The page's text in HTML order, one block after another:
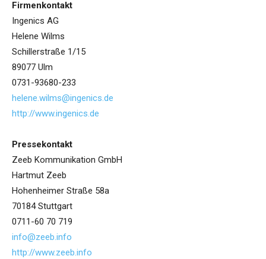
Firmenkontakt
Ingenics AG
Helene Wilms
Schillerstraße 1/15
89077 Ulm
0731-93680-233
helene.wilms@ingenics.de
http://www.ingenics.de
Pressekontakt
Zeeb Kommunikation GmbH
Hartmut Zeeb
Hohenheimer Straße 58a
70184 Stuttgart
0711-60 70 719
info@zeeb.info
http://www.zeeb.info